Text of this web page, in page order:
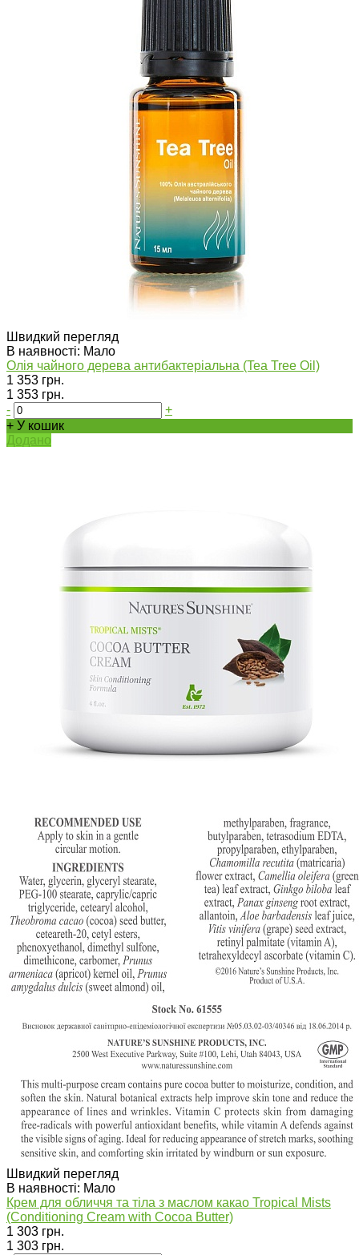
Швидкий перегляд
В наявності: Мало
Олія чайного дерева антибактеріальна (Tea Tree Oil)
1 353 грн.
1 353 грн.
-
+
+ У кошик
Додано
Швидкий перегляд
В наявності: Мало
Крем для обличчя та тіла з маслом какао Tropical Mists
(Conditioning Сream with Cocoa Butter)
1 303 грн.
1 303 грн.